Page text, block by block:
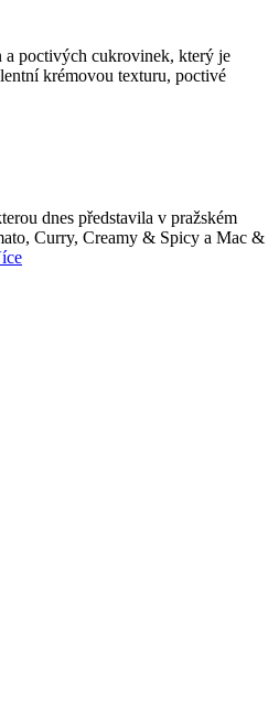
poctivých cukrovinek, který je
krémovou texturu, poctivé
dnes představila v pražském
Curry, Creamy & Spicy a Mac &